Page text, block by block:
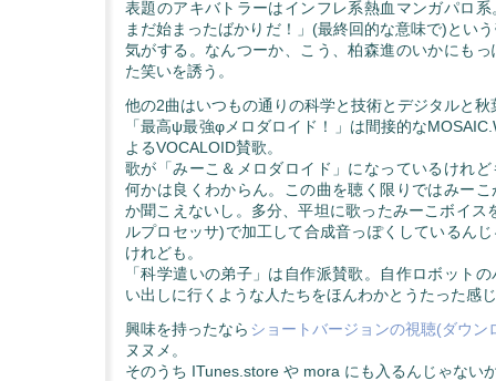
表題のアキバトラーはインフレ系熱血マンガパロ
まだ始まったばかりだ！」(最終回的な意味で)とい
気がする。なんつーか、こう、柏森進のいかにも
た笑いを誘う。
他の2曲はいつもの通りの科学と技術とデジタルと
「最高ψ最強φメロダロイド！」は間接的な
よるVOCALOID賛歌。
歌が「みーこ＆メロダロイド」になっているけれ
何かは良くわからん。この曲を聴く限りではみー
か聞こえないし。多分、平坦に歌ったみーこボイス
ルプロセッサ)で加工して合成音っぽくしているん
けれども。
「科学遣いの弟子」は自作派賛歌。自作ロボット
い出しに行くような人たちをほんわかとうたった感
興味を持ったなら ショートバージョンの視聴(ダウン
ヌヌメ。
そのうち ITunes.store や mora にも入るんじゃない